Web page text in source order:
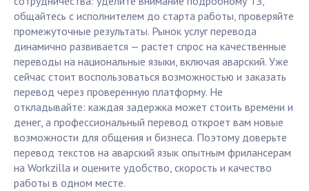
общайтесь с исполнителем до старта работы, проверяйте
промежуточные результаты. Рынок услуг перевода
динамично развивается — растет спрос на качественные
переводы на национальные языки, включая аварский. Уже
сейчас стоит воспользоваться возможностью и заказать
перевод через проверенную платформу. Не
откладывайте: каждая задержка может стоить времени и
денег, а профессиональный перевод откроет вам новые
возможности для общения и бизнеса. Поэтому доверьте
перевод текстов на аварский язык опытным фрилансерам
на Workzilla и оцените удобство, скорость и качество
работы в одном месте.